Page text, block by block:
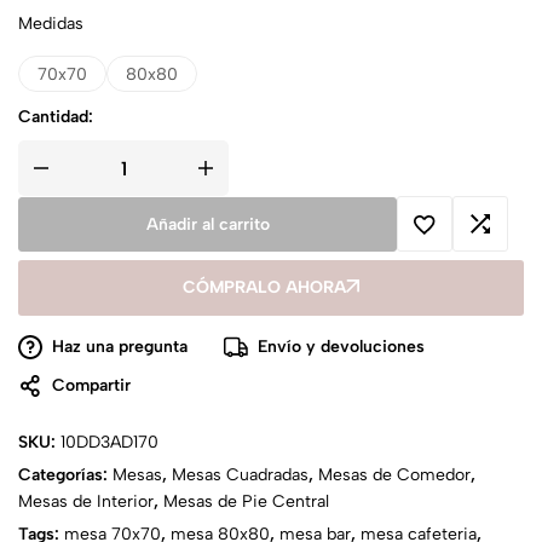
Medidas
70x70 80x80
Cantidad:
Añadir al carrito
CÓMPRALO AHORA
Haz una pregunta
Envío y devoluciones
Compartir
SKU: 10DD3AD170
Categorías: Mesas, Mesas Cuadradas, Mesas de Comedor,
Mesas de Interior, Mesas de Pie Central
Tags: mesa 70x70, mesa 80x80, mesa bar, mesa cafeteria,